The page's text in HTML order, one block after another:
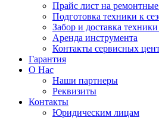
Прайс лист на
Подготовка техники к
Забор и доставка
Аренда инструмента
Контакты сервисных
Гарантия
О Нас
Наши партнеры
Реквизиты
Контакты
Юридическим лицам